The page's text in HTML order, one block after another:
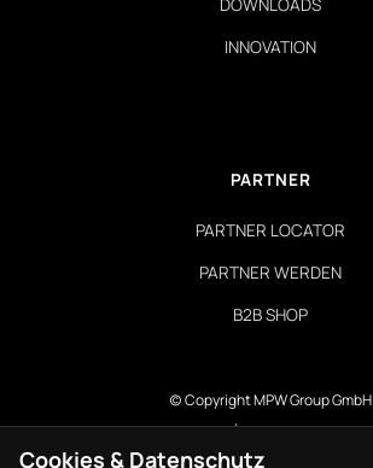
DOWNLOADS
INNOVATION
PARTNER
PARTNER LOCATOR
PARTNER WERDEN
B2B SHOP
(c) Copyright MPW Group GmbH
Impressum
Datenschutzerklärung
Cookies & Datenschutz